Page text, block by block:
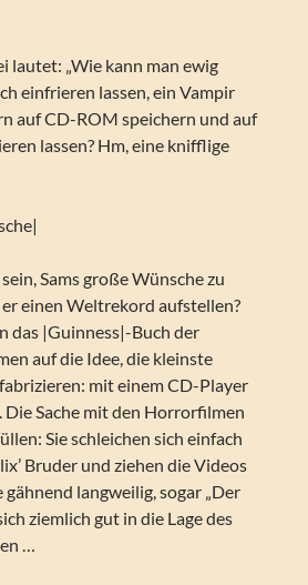
lautet: „Wie kann man ewig
einfrieren lassen, ein Vampir
auf CD-ROM speichern und auf
lassen? Hm, eine knifflige
Sams große Wünsche zu
einen Weltrekord aufstellen?
das |Guinness|-Buch der
auf die Idee, die kleinste
mit einem CD-Player
Die Sache mit den Horrorfilmen
Sie schleichen sich einfach
Bruder und ziehen die Videos
gähnend langweilig, sogar „Der
ziemlich gut in die Lage des
…